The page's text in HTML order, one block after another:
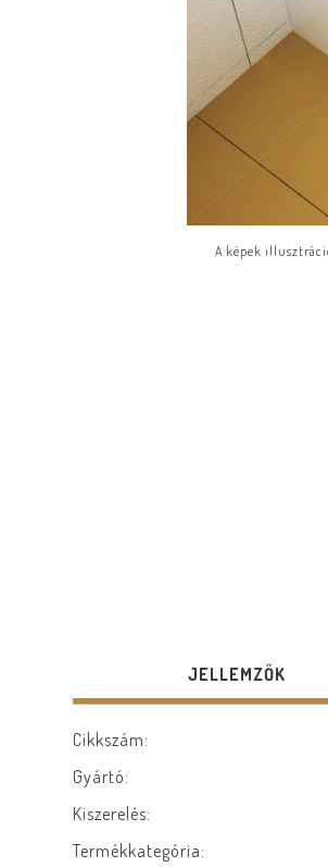
A képek
JELLEMZŐK
Cikkszám:
Gyártó:
Kiszerelés:
Termékkategória: